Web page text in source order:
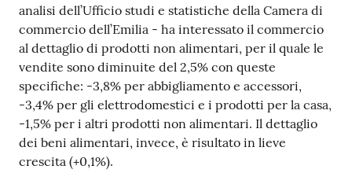
Accedi
Registrati
analisi dell’Ufficio studi e statistiche della Camera di
commercio dell’Emilia - ha interessato il commercio
al dettaglio di prodotti non alimentari, per il quale le
vendite sono diminuite del 2,5% con queste
specifiche: -3,8% per abbigliamento e accessori,
-3,4% per gli elettrodomestici e i prodotti per la casa,
-1,5% per i altri prodotti non alimentari. Il dettaglio
dei beni alimentari, invece, è risultato in lieve
crescita (+0,1%).